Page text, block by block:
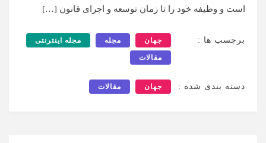
است و وظیفه خود را تا زمان توسعه و اجرای قانون […]
برچسب ها : جهان مجله مجله اینترنتی
مقالات
دسته بندی شده : جهان مقالات